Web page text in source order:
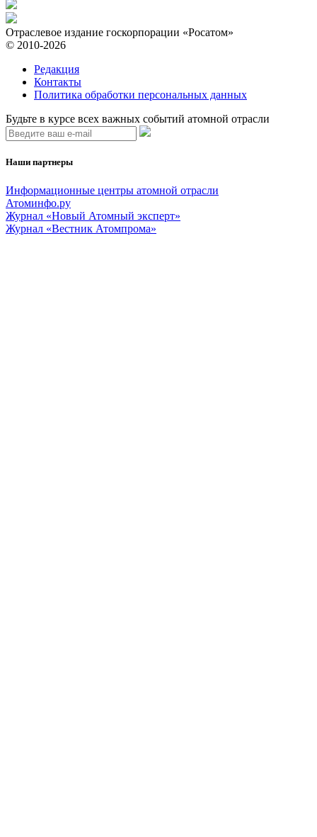
Отраслевое издание госкорпорации «Росатом»
© 2010-2026
Редакция
Контакты
Политика обработки персональных данных
Будьте в курсе всех важных событий атомной отрасли
Наши партнеры
Информационные центры атомной отрасли
Атоминфо.ру
Журнал «Новый Атомный эксперт»
Журнал «Вестник Атомпрома»